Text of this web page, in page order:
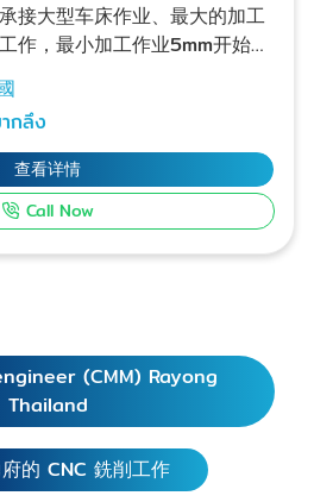
车床CNC工件
最小直径5MM至直径
作
089-748-0213
切割各种材质的钢材：钢、不
成工作，24小时随时待产并可
随时待产并可接急单。 通过
กลึง
查看详情
Call Now
(CMM) Rayong
Thailand
的 CNC 銑削工作